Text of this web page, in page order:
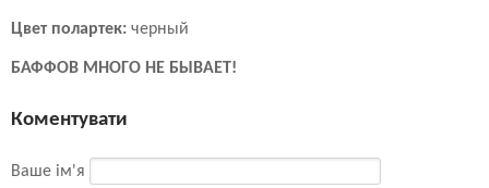
Цвет полартек: черный
БАФФОВ МНОГО НЕ БЫВАЕТ!
Коментувати
Ваше ім'я